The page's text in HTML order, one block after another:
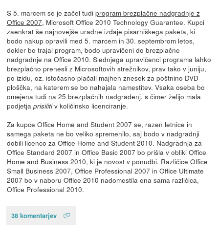
S 5. marcem se je začel tudi program brezplačne nadgradnje z
Office 2007, Microsoft Office 2010 Technology Guarantee. Kupci
zaenkrat še najnovejše uradne izdaje pisarniškega paketa, ki
bodo nakup opravili med 5. marcem in 30. septembrom letos,
dokler bo trajal program, bodo upravičeni do brezplačne
nadgradnje na Office 2010. Slednjega upravičenci programa lahko
brezplačno prenesli z Microsoftovih strežnikov, prav tako v juniju,
po izidu, oz. istočasno plačali majhen znesek za poštnino DVD
ploščka, na katerem se bo nahajala namestitev. Vsaka oseba bo
omejena tudi na 25 brezplačnih nadgradenj, s čimer želijo mala
podjetja prisilitiv količinsko licenciranje.
Za kupce Office Home and Student 2007 se, razen letnice in
samega paketa ne bo veliko spremenilo, saj bodo v nadgradnji
dobili licenco za Office Home and Student 2010. Nadgradnja za
Office Standard 2007 in Office Basic 2007 bo prišla v obliki Office
Home and Business 2010, ki je novost v ponudbi. Različice Office
Small Business 2007, Office Professional 2007 in Office Ultimate
2007 bo v naboru Office 2010 nadomestila ena sama različica,
Office Professional 2010.
38 komentarjev